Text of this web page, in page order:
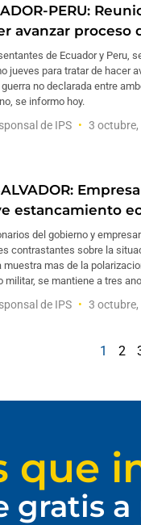
PERU:
avanzar proceso
de Ecuador y Peru,
jueves para tratar de hacer
no declarada entre
se informo hoy.
de IPS 3
estancamiento
del gobierno y
contrastantes sobre la
muestra mas de la
militar, se mantiene a tres
de IPS 3
1 2
que
gratis